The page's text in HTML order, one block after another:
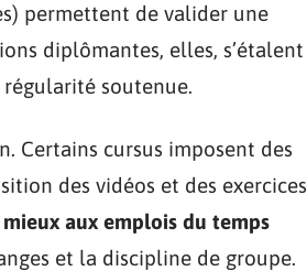
permettent de valider une
diplômantes, elles, s’étalent
soutenue.
Certains cursus imposent des
des vidéos et des exercices
aux emplois du temps
et la discipline de groupe.